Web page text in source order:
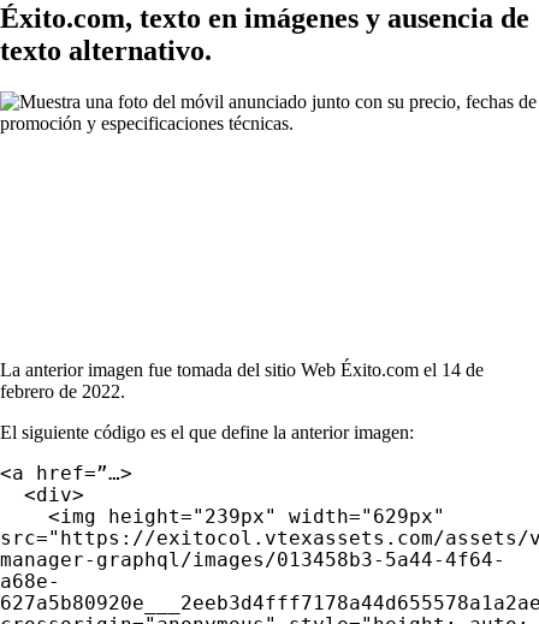
Éxito.com, texto en imágenes y ausencia de
texto alternativo.
La anterior imagen fue tomada del sitio Web Éxito.com el 14 de
febrero de 2022.
El siguiente código es el que define la anterior imagen:
<a href=”…>
<div>
<img height="239px" width="629px"
src="https://exitocol.vtexassets.com/
manager-graphql/images/013458b3-5a44-4f64-
a68e-